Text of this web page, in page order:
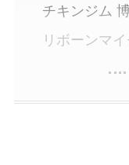
チキンジム
リボーンマ